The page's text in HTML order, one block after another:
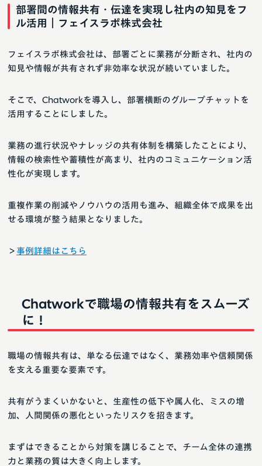
部署間の情報共有・伝達を実現し社内の知見をフ
ル活用｜フェイスラボ株式会社
フェイスラボ株式会社は、部署ごとに業務が分断され、社内の
知見や情報が共有されず非効率な状況が続いていました。
そこで、Chatworkを導入し、部署横断のグループチャットを
活用することにしました。
業務の進行状況やナレッジの共有体制を構築したことにより、
情報の検索性や蓄積性が高まり、社内のコミュニケーション活
性化が実現します。
重複作業の削減やノウハウの活用も進み、組織全体で成果を出
せる環境が整う結果となりました。
＞ 事例詳細はこちら
Chatworkで職場の情報共有をスムーズ
に！
職場の情報共有は、単なる伝達ではなく、業務効率や信頼関係
を支える重要な要素です。
共有がうまくいかないと、生産性の低下や属人化、ミスの増
加、人間関係の悪化といったリスクを招きます。
まずはできることから対策を講じることで、チーム全体の連携
力と業務の質は大きく向上します。